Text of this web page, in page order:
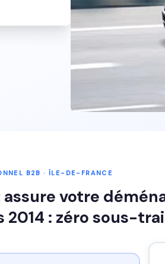
B2B · ÎLE-DE-FRANCE
votre
2014 : zéro sous-